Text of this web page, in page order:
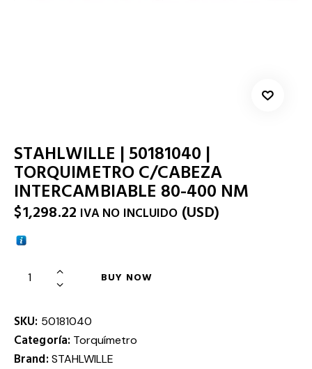
STAHLWILLE | 50181040 |
TORQUIMETRO C/CABEZA
INTERCAMBIABLE 80-400 NM
$1,298.22 IVA NO INCLUIDO (USD)
BUY NOW
SKU: 50181040
Categoría: Torquímetro
Brand: STAHLWILLE